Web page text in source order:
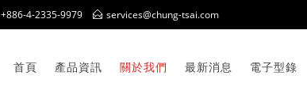
+886-4-2335-9979 services@chung-tsai.com
首頁 產品資訊 關於我們 最新消息 電子型錄